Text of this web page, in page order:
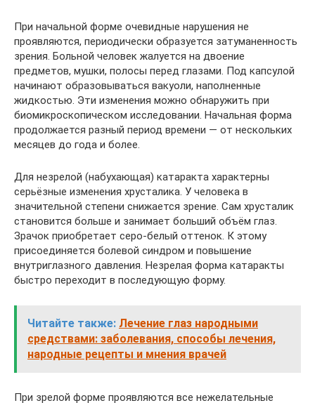
При начальной форме очевидные нарушения не
проявляются, периодически образуется затуманенность
зрения. Больной человек жалуется на двоение
предметов, мушки, полосы перед глазами. Под капсулой
начинают образовываться вакуоли, наполненные
жидкостью. Эти изменения можно обнаружить при
биомикроскопическом исследовании. Начальная форма
продолжается разный период времени — от нескольких
месяцев до года и более.
Для незрелой (набухающая) катаракта характерны
серьёзные изменения хрусталика. У человека в
значительной степени снижается зрение. Сам хрусталик
становится больше и занимает больший объём глаз.
Зрачок приобретает серо-белый оттенок. К этому
присоединяется болевой синдром и повышение
внутриглазного давления. Незрелая форма катаракты
быстро переходит в последующую форму.
Читайте также: Лечение глаз народными
средствами: заболевания, способы лечения,
народные рецепты и мнения врачей
При зрелой форме проявляются все нежелательные